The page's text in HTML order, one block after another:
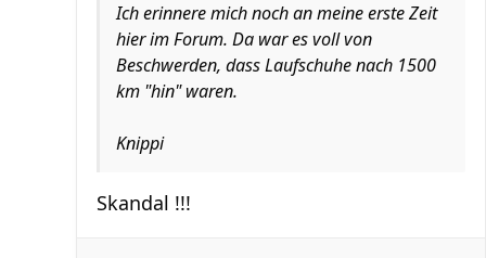
Ich erinnere mich noch an meine erste Zeit
hier im Forum. Da war es voll von
Beschwerden, dass Laufschuhe nach 1500
km "hin" waren.
Knippi
Skandal !!!